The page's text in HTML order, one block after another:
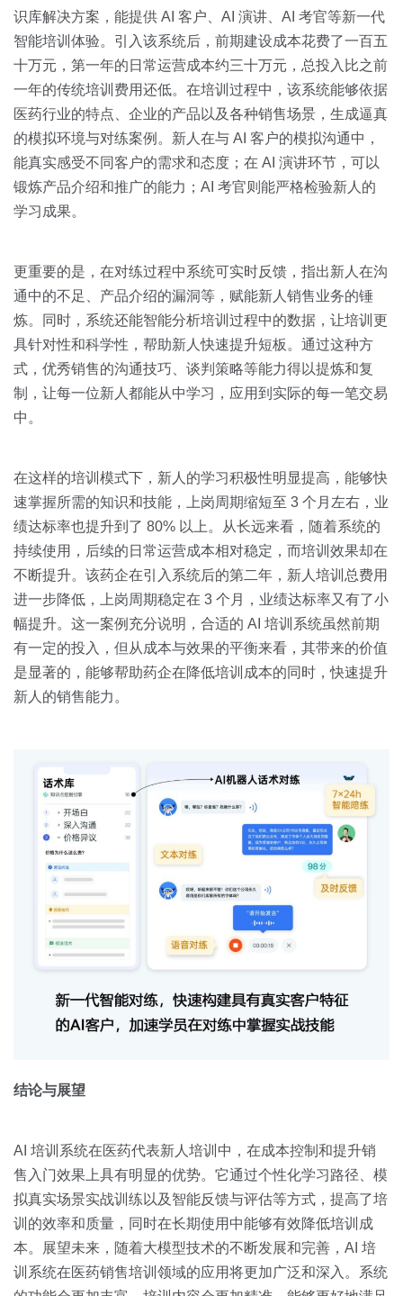
识库解决方案，能提供 AI 客户、AI 演讲、AI 考官等新一代
智能培训体验。引入该系统后，前期建设成本花费了一百五
十万元，第一年的日常运营成本约三十万元，总投入比之前
一年的传统培训费用还低。在培训过程中，该系统能够依据
医药行业的特点、企业的产品以及各种销售场景，生成逼真
的模拟环境与对练案例。新人在与 AI 客户的模拟沟通中，
能真实感受不同客户的需求和态度；在 AI 演讲环节，可以
锻炼产品介绍和推广的能力；AI 考官则能严格检验新人的
学习成果。
更重要的是，在对练过程中系统可实时反馈，指出新人在沟
通中的不足、产品介绍的漏洞等，赋能新人销售业务的锤
炼。同时，系统还能智能分析培训过程中的数据，让培训更
具针对性和科学性，帮助新人快速提升短板。通过这种方
式，优秀销售的沟通技巧、谈判策略等能力得以提炼和复
制，让每一位新人都能从中学习，应用到实际的每一笔交易
中。
在这样的培训模式下，新人的学习积极性明显提高，能够快
速掌握所需的知识和技能，上岗周期缩短至 3 个月左右，业
绩达标率也提升到了 80% 以上。从长远来看，随着系统的
持续使用，后续的日常运营成本相对稳定，而培训效果却在
不断提升。该药企在引入系统后的第二年，新人培训总费用
进一步降低，上岗周期稳定在 3 个月，业绩达标率又有了小
幅提升。这一案例充分说明，合适的 AI 培训系统虽然前期
有一定的投入，但从成本与效果的平衡来看，其带来的价值
是显著的，能够帮助药企在降低培训成本的同时，快速提升
新人的销售能力。
结论与展望
AI 培训系统在医药代表新人培训中，在成本控制和提升销
售入门效果上具有明显的优势。它通过个性化学习路径、模
拟真实场景实战训练以及智能反馈与评估等方式，提高了培
训的效率和质量，同时在长期使用中能够有效降低培训成
本。展望未来，随着大模型技术的不断发展和完善，AI 培
训系统在医药销售培训领域的应用将更加广泛和深入。系统